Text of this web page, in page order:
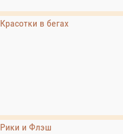
Красотки в бегах
Рики и Флэш